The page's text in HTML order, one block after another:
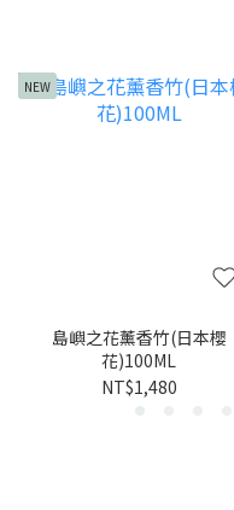
NEW
島嶼之花薰香竹(日本櫻
花)100ML
NT$1,480